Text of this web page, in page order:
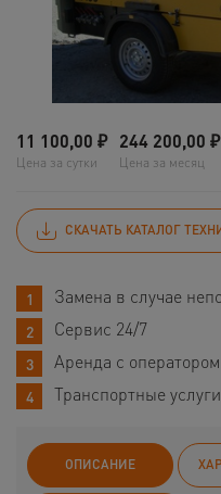
11 100,00 ₽
Цена за сутки
244 200,00 ₽
Цена за месяц
СКАЧАТЬ КАТАЛОГ
Замена в случае
Сервис 24/7
Аренда с оператором
Транспортные услуги
ОПИСАНИЕ